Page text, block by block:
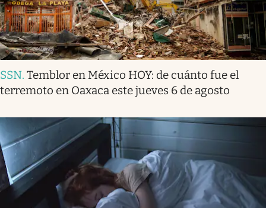
SSN. Temblor en México HOY: de cuánto fue el
terremoto en Oaxaca este jueves 6 de agosto